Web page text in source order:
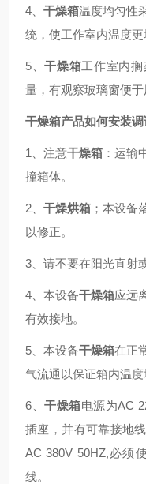
4、干燥箱温度均匀性
统，使工作室内温度更
5、干燥箱工作室内
量，有观察玻璃窗便于
干燥箱产品如何安装调
1、注意干燥箱 ：运输
撞箱体。
2、干燥烘箱 ；本设备
以修正。
3、请不要在阳光直射
4、本设备干燥箱应远
有效接地。
5、本设备干燥箱在正
气流通以保证箱内温度
6、干燥箱电源为AC
插座，并有可靠接地
AC380V 50HZ,必须
线。